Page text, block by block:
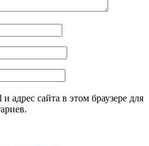
адрес сайта в этом браузере для